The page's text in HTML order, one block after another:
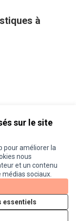
sur le site
pour améliorer la
nous
et un contenu
sociaux.
essentiels
à
Licence
(Lien